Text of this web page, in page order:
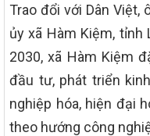
Trao đổi với Dân Việt,
ủy xã Hàm Kiệm,
2030, xã Hàm Kiệm
đầu tư, phát triển
nghiệp hóa, hiện đại
theo hướng công